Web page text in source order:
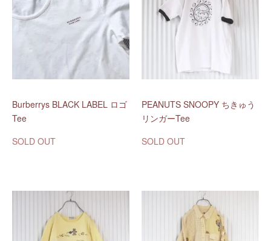
Burberrys BLACK LABEL ロゴ
Tee
SOLD OUT
PEANUTS SNOOPY ちきゅう
リンガーTee
SOLD OUT